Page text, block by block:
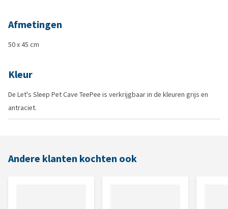
Afmetingen
50 x 45 cm
Kleur
De Let's Sleep Pet Cave TeePee is verkrijgbaar in de kleuren grijs en
antraciet.
Andere klanten kochten ook